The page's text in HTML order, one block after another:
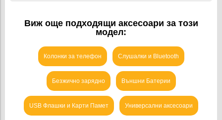
Виж още подходящи аксесоари за този
модел:
Колонки за телефон Слушалки и Bluetooth
Безжично зарядно Външни Батерии
USB Флашки и Карти Памет Универсални аксесоари